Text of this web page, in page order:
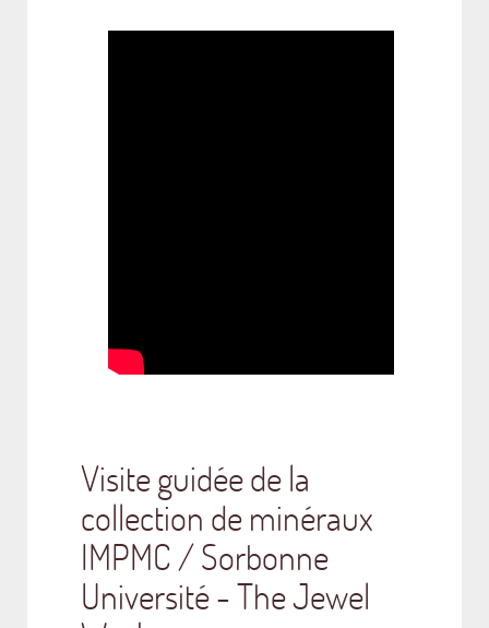
Visite guidée de la
collection de minéraux
IMPMC / Sorbonne
Université - The Jewel